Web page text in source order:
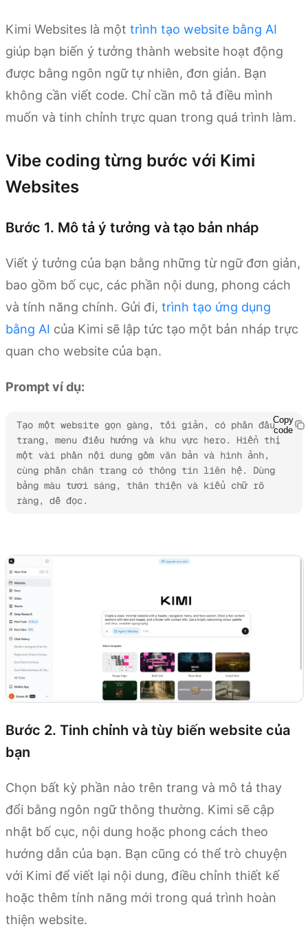
Kimi Websites là một trình tạo website bằng AI
giúp bạn biến ý tưởng thành website hoạt động
được bằng ngôn ngữ tự nhiên, đơn giản. Bạn
không cần viết code. Chỉ cần mô tả điều mình
muốn và tinh chỉnh trực quan trong quá trình làm.
Vibe coding từng bước với Kimi
Websites
Bước 1. Mô tả ý tưởng và tạo bản nháp
Viết ý tưởng của bạn bằng những từ ngữ đơn giản,
bao gồm bố cục, các phần nội dung, phong cách
và tính năng chính. Gửi đi, trình tạo ứng dụng
bằng AI của Kimi sẽ lập tức tạo một bản nháp trực
quan cho website của bạn.
Prompt ví dụ:
Tạo một website gọn gàng, tối giản, có phần đầu
trang, menu điều hướng và khu vực hero. Hiển thị
một vài phần nội dung gồm văn bản và hình ảnh,
cùng phần chân trang có thông tin liên hệ. Dùng
bảng màu tươi sáng, thân thiện và kiểu chữ rõ
ràng, dễ đọc.
Copy
code
Bước 2. Tinh chỉnh và tùy biến website của
bạn
Chọn bất kỳ phần nào trên trang và mô tả thay
đổi bằng ngôn ngữ thông thường. Kimi sẽ cập
nhật bố cục, nội dung hoặc phong cách theo
hướng dẫn của bạn. Bạn cũng có thể trò chuyện
với Kimi để viết lại nội dung, điều chỉnh thiết kế
hoặc thêm tính năng mới trong quá trình hoàn
thiện website.